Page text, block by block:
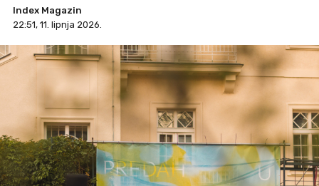
Index Magazin
22:51, 11. lipnja 2026.